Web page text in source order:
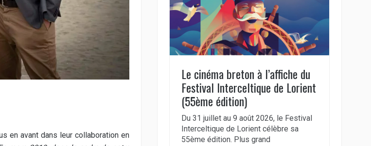
en avant dans leur collaboration en
Le cinéma breton à l’affiche du
Festival Interceltique de Lorient
(55ème édition)
Du 31 juillet au 9 août 2026, le Festival
Interceltique de Lorient célèbre sa
55ème édition. Plus grand